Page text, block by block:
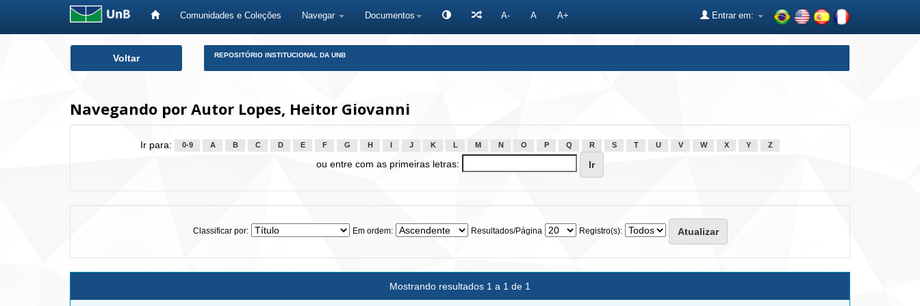
Comunidades e Coleções Navegar Documentos A- A A+ Entrar em:
Voltar REPOSITÓRIO INSTITUCIONAL DA UNB
Navegando por Autor Lopes, Heitor Giovanni
Ir para: 0-9 A B C D E F G H J K L M N O P Q R S T U V W X Y Z
ou entre com as primeiras letras:
Classificar por: Em ordem: Resultados/Página Registro(s):
Mostrando resultados 1 a 1 de 1